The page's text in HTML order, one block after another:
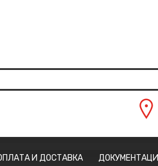
И ДОСТАВКА